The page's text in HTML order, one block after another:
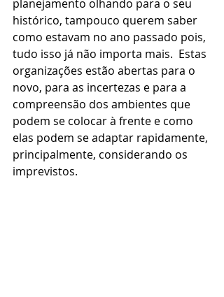
planejamento olhando para o seu
histórico, tampouco querem saber
como estavam no ano passado pois,
tudo isso já não importa mais.  Estas
organizações estão abertas para o
novo, para as incertezas e para a
compreensão dos ambientes que
podem se colocar à frente e como
elas podem se adaptar rapidamente,
principalmente, considerando os
imprevistos.